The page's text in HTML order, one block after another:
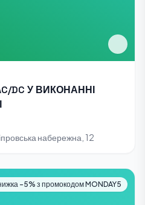
DC У ВИКОНАННІ
набережна, 12
-5% з промокодом MONDAY5